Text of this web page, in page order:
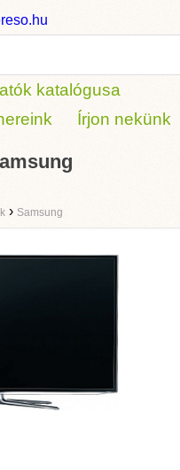
katalógusa
Írjon nekünk
› Samsung